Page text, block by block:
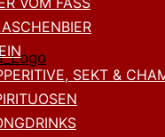
SEKT &